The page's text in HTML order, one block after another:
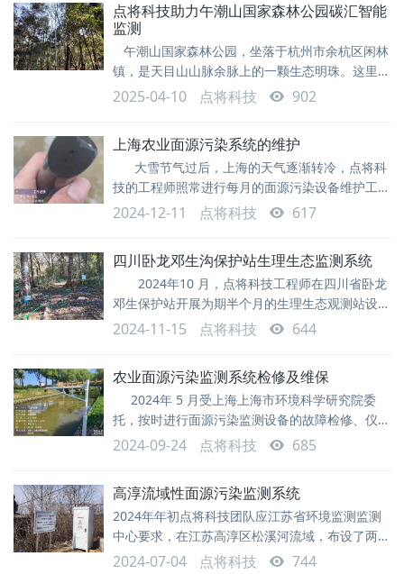
受到落叶树枝等杂物堵塞测量口，所以需要定期清
理，保证测量的有效性。这里主要对穿透雨及截留
雨的收集口做了细致清理。 林下设备有时还会受
到树枝掉落，人为因素的破坏，需要对线
点将科技助力午潮山国家森林公园碳汇智能
监测
午潮山国家森林公园，坐落于杭州市余杭区闲林
镇，是天目山山脉余脉上的一颗生态明珠。这里山
峦起伏，植被繁茂，最高海拔达 494.7 米，孕育
着丰富的野生动植物资源。800 余种维管束植物在
树种夏腊梅、香果树等，还有三尖杉等 20 多种稀
有树种；动物世界同样丰富多彩，150 多种鸟类翩
跹穿梭，100 余种兽类出没其间，20 余种蛇
2025-04-10 点将科技 902
上海农业面源污染系统的维护
大雪节气过后，上海的天气逐渐转冷，点将科
技的工程师照常进行每月的面源污染设备维护工
作。趁着设备的工作职能减少的空档期，将一些设
备的老问题，风险问题及时处理掉，以便来年汛期
节，比如太阳能板的擦拭，传感器探头清理，不能
因为数据正常就忽略了。良好的维护工作能延长设
备的工作寿命，保证数据
2024-12-11 点将科技 617
四川卧龙邓生沟保护站生理生态监测系统
2024年10 月，点将科技工程师在四川省卧龙
邓生保护站开展为期半个月的生理生态观测站设备
的安装调试及培训，进展十分顺利，监测结果得到
用户的认可。 四川卧龙邓生沟保护站坐落在四
较高，过去茶马古道的马帮在这儿煮食总炖不熟，
因此就称这里为“炖生”久而久之，就演变为今
2024-11-15 点将科技 644
农业面源污染监测系统检修及维保
2024年 5 月受上海上海市环境科学研究院委
托，按时进行面源污染监测设备的故障检修、仪器
的维护维保工作，点将科技顺利完成上海区内设备
维保工作，使仪器的性能及寿命得到有效的提
要利用农业自动传感器监测系统，结合物联网与
5G技术，实时掌握农田面源水文与水质信息，分
2024-09-24 点将科技 685
高淳流域性面源污染监测系统
2024年年初点将科技团队应江苏省环境监测监测
中心要求，在江苏高淳区松溪河流域，布设了两个
点用于对整个流域面源污染的试点监测。监测设备
2024-07-04 点将科技 744